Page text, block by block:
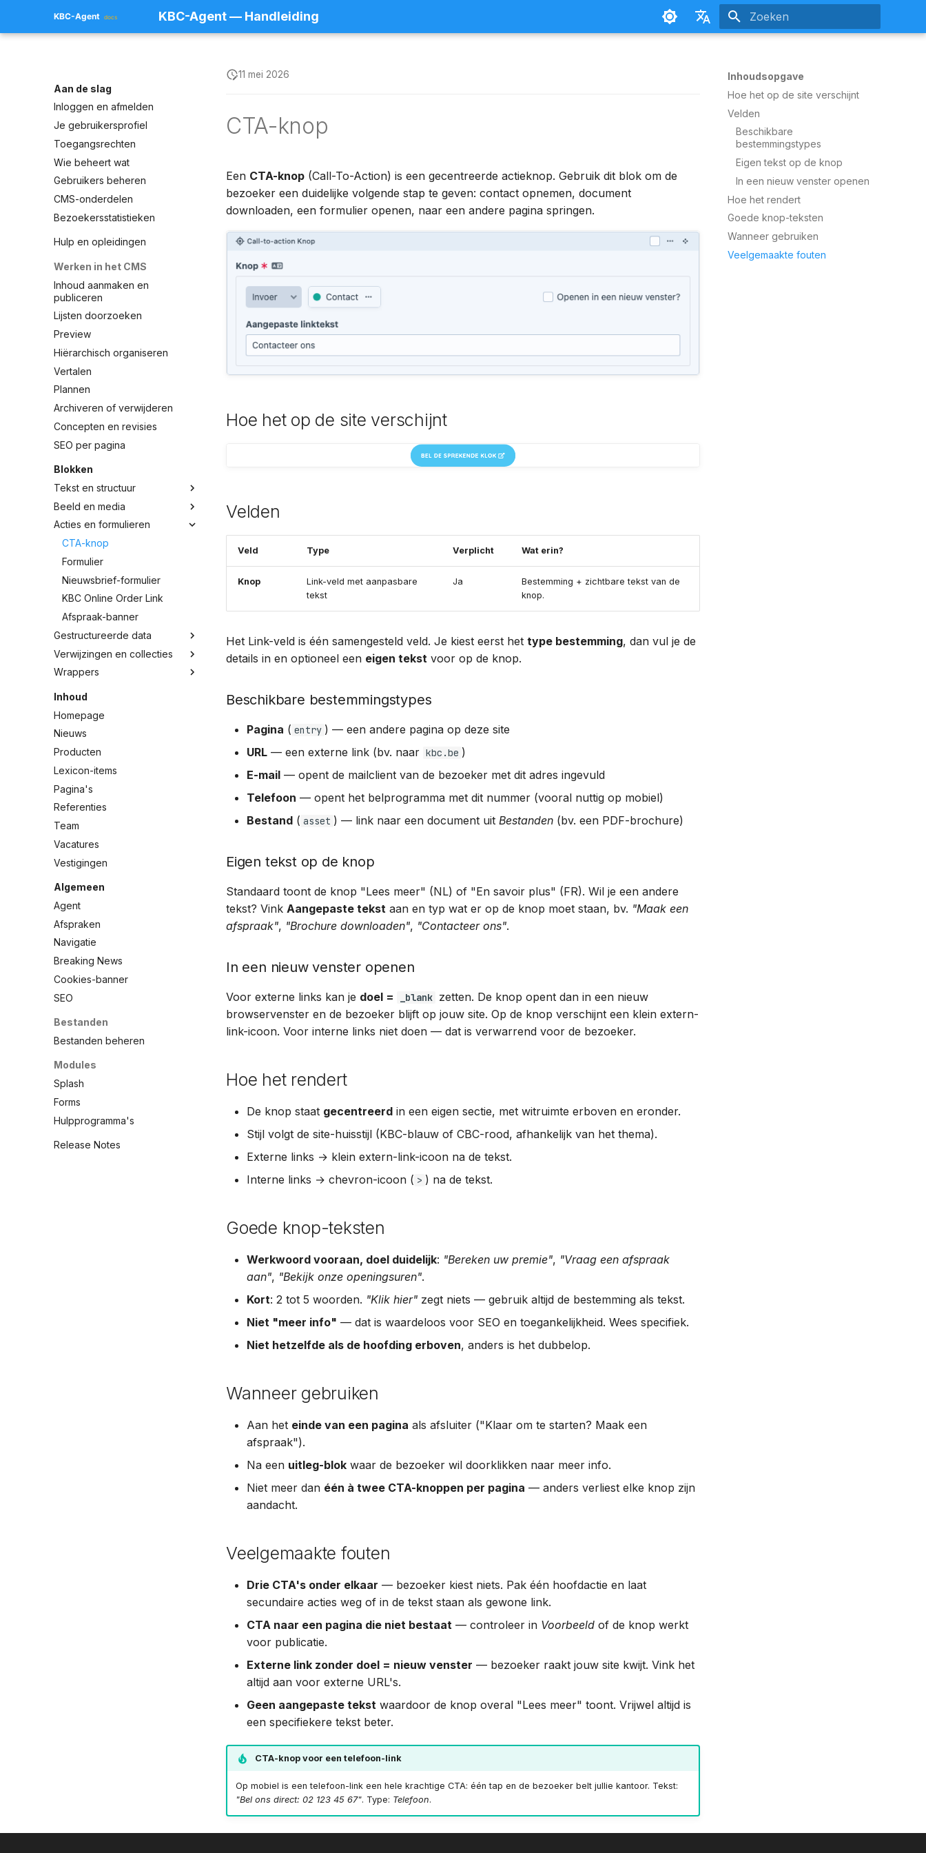
KBC-Agent — Handleiding
Aan de slag
Inloggen en afmelden
Je gebruikersprofiel
Toegangsrechten
Wie beheert wat
Gebruikers beheren
CMS-onderdelen
Bezoekersstatistieken
Hulp en opleidingen
Werken in het CMS
Inhoud aanmaken en
publiceren
Lijsten doorzoeken
Preview
Hiërarchisch organiseren
Vertalen
Plannen
Archiveren of verwijderen
Concepten en revisies
SEO per pagina
Blokken
Tekst en structuur
Beeld en media
Acties en formulieren
CTA-knop
Formulier
Nieuwsbrief-formulier
KBC Online Order Link
Afspraak-banner
Gestructureerde data
Verwijzingen en collecties
Wrappers
Inhoud
Homepage
Nieuws
Producten
Lexicon-items
Pagina's
Referenties
Team
Vacatures
Vestigingen
Algemeen
Agent
Afspraken
Navigatie
Breaking News
Cookies-banner
SEO
Bestanden
Bestanden beheren
Modules
Splash
Forms
Hulpprogramma's
Release Notes
Inhoudsopgave
Hoe het op de site verschijnt
Velden
Beschikbare
bestemmingstypes
Eigen tekst op de knop
In een nieuw venster openen
Hoe het rendert
Goede knop-teksten
Wanneer gebruiken
Veelgemaakte fouten
11 mei 2026
CTA-knop
Een CTA-knop (Call-To-Action) is een gecentreerde actieknop. Gebruik dit blok om de
bezoeker een duidelijke volgende stap te geven: contact opnemen, document
downloaden, een formulier openen, naar een andere pagina springen.
Hoe het op de site verschijnt
Velden
Veld Type Verplicht Wat erin?
Knop
Link-veld met aanpasbare
tekst
Ja
Bestemming + zichtbare tekst van de
knop.
Het Link-veld is één samengesteld veld. Je kiest eerst het type bestemming, dan vul je de
details in en optioneel een eigen tekst voor op de knop.
Beschikbare bestemmingstypes
Pagina ( entry ) — een andere pagina op deze site
URL — een externe link (bv. naar kbc.be )
E-mail — opent de mailclient van de bezoeker met dit adres ingevuld
Telefoon — opent het belprogramma met dit nummer (vooral nuttig op mobiel)
Bestand ( asset ) — link naar een document uit Bestanden (bv. een PDF-brochure)
Eigen tekst op de knop
Standaard toont de knop "Lees meer" (NL) of "En savoir plus" (FR). Wil je een andere
tekst? Vink Aangepaste tekst aan en typ wat er op de knop moet staan, bv. "Maak een
afspraak", "Brochure downloaden", "Contacteer ons".
In een nieuw venster openen
Voor externe links kan je doel = _blank zetten. De knop opent dan in een nieuw
browservenster en de bezoeker blijft op jouw site. Op de knop verschijnt een klein extern-
link-icoon. Voor interne links niet doen — dat is verwarrend voor de bezoeker.
Hoe het rendert
De knop staat gecentreerd in een eigen sectie, met witruimte erboven en eronder.
Stijl volgt de site-huisstijl (KBC-blauw of CBC-rood, afhankelijk van het thema).
Externe links → klein extern-link-icoon na de tekst.
Interne links → chevron-icoon ( > ) na de tekst.
Goede knop-teksten
Werkwoord vooraan, doel duidelijk: "Bereken uw premie", "Vraag een afspraak
aan", "Bekijk onze openingsuren".
Kort: 2 tot 5 woorden. "Klik hier" zegt niets — gebruik altijd de bestemming als tekst.
Niet "meer info" — dat is waardeloos voor SEO en toegankelijkheid. Wees specifiek.
Niet hetzelfde als de hoofding erboven, anders is het dubbelop.
Wanneer gebruiken
Aan het einde van een pagina als afsluiter ("Klaar om te starten? Maak een
afspraak").
Na een uitleg-blok waar de bezoeker wil doorklikken naar meer info.
Niet meer dan één à twee CTA-knoppen per pagina — anders verliest elke knop zijn
aandacht.
Veelgemaakte fouten
Drie CTA's onder elkaar — bezoeker kiest niets. Pak één hoofdactie en laat
secundaire acties weg of in de tekst staan als gewone link.
CTA naar een pagina die niet bestaat — controleer in Voorbeeld of de knop werkt
voor publicatie.
Externe link zonder doel = nieuw venster — bezoeker raakt jouw site kwijt. Vink het
altijd aan voor externe URL's.
Geen aangepaste tekst waardoor de knop overal "Lees meer" toont. Vrijwel altijd is
een specifiekere tekst beter.
CTA-knop voor een telefoon-link
Op mobiel is een telefoon-link een hele krachtige CTA: één tap en de bezoeker belt jullie kantoor. Tekst:
"Bel ons direct: 02 123 45 67". Type: Telefoon.